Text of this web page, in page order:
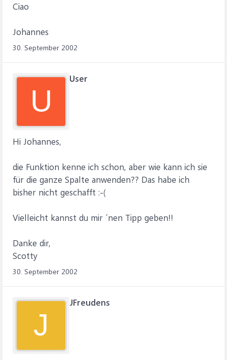
Ciao
Johannes
30. September 2002
U
User
Hi Johannes,
die Funktion kenne ich schon, aber wie kann ich sie
für die ganze Spalte anwenden?? Das habe ich
bisher nicht geschafft :-(
Vielleicht kannst du mir ´nen Tipp geben!!
Danke dir,
Scotty
30. September 2002
J
JFreudens